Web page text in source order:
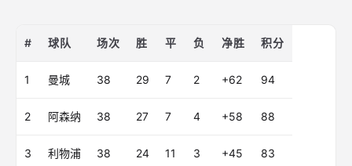
# 球队 场次 胜 平 负 净胜 积分
1 曼城 38 29 7 2 +62 94
2 阿森纳 38 27 7 4 +58 88
3 利物浦 38 24 11 3 +45 83